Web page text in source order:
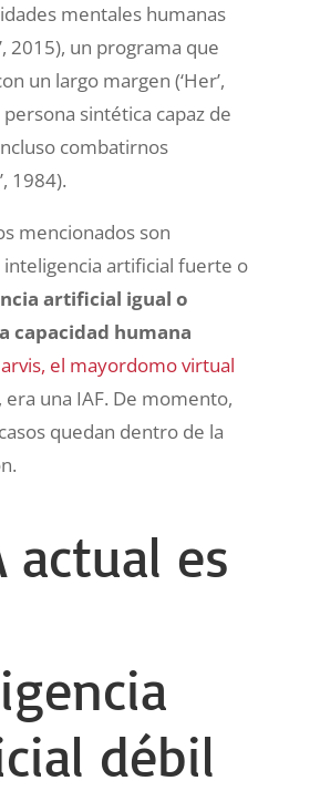
mentales humanas
2015), un programa que
un largo margen (‘Her’,
sintética capaz de
combatirnos
1984).
mencionados son
artificial fuerte o
artificial igual o
capacidad humana
el mayordomo virtual
, era una IAF. De momento,
quedan dentro de la
actual es
débil